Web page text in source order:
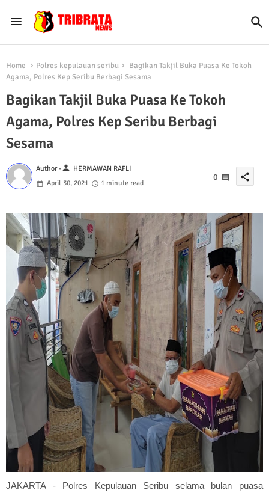
Home Polres kepulauan seribu
Bagikan Takjil Buka Puasa Ke Tokoh
Agama, Polres Kep Seribu Berbagi Sesama
Bagikan Takjil Buka Puasa Ke Tokoh
Agama, Polres Kep Seribu Berbagi
Sesama
Author -person HERMAWAN RAFLI
April 30, 2021
1 minute read
0 share
JAKARTA - Polres Kepulauan Seribu selama bulan puasa